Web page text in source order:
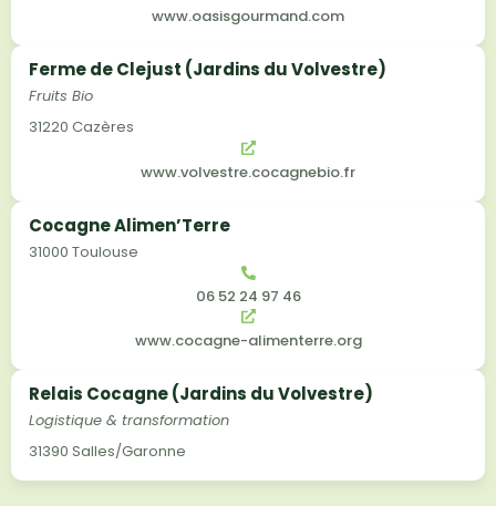
www.oasisgourmand.com
Ferme de Clejust (Jardins du Volvestre)
Fruits Bio
31220 Cazères
www.volvestre.cocagnebio.fr
Cocagne Alimen’Terre
31000 Toulouse
06 52 24 97 46
www.cocagne-alimenterre.org
Relais Cocagne (Jardins du Volvestre)
Logistique & transformation
31390 Salles/Garonne